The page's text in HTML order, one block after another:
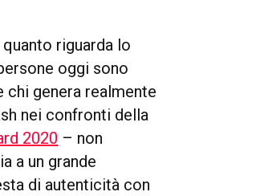
riguarda lo
oggi sono
genera realmente
nei confronti della
2020 – non
a un grande
di autenticità con